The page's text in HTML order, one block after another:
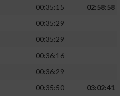
00:35:15
02:58:58
00:35:29
00:35:29
00:36:16
00:36:29
00:35:50
03:02:41